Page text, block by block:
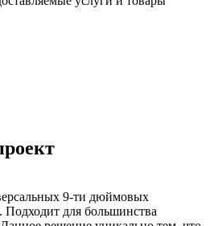
9-ти дюймовых
Подходит для большинства